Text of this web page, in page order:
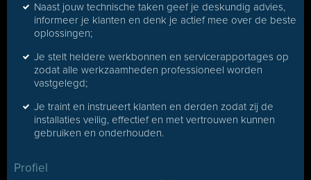
Naast jouw technische taken geef je deskundig advies,
informeer je klanten en denk je actief mee over de beste
oplossingen;
Je stelt heldere werkbonnen en service­rapportages op
zodat alle werkzaamheden professioneel worden
vastgelegd;
Je traint en instrueert klanten en derden zodat zij de
installaties veilig, effectief en met vertrouwen kunnen
gebruiken en onderhouden.
Profiel